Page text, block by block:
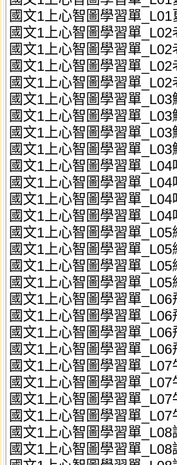
國文1上心智圖學習單
國文1上心智圖學習單
國文1上心智圖學習單
國文1上心智圖學習單
國文1上心智圖學習單
國文1上心智圖學習單
國文1上心智圖學習單
國文1上心智圖學習單
國文1上心智圖學習單
國文1上心智圖學習單
國文1上心智圖學習單
國文1上心智圖學習單
國文1上心智圖學習單
國文1上心智圖學習單
國文1上心智圖學習單
國文1上心智圖學習單
國文1上心智圖學習單
國文1上心智圖學習單
國文1上心智圖學習單
國文1上心智圖學習單
國文1上心智圖學習單
國文1上心智圖學習單
國文1上心智圖學習單
國文1上心智圖學習單
國文1上心智圖學習單
國文1上心智圖學習單
國文1上心智圖學習單